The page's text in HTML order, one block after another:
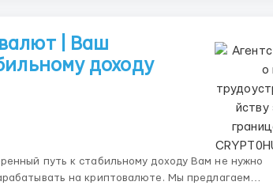
| Ваш
доходу
к стабильному доходу Вам не нужно
на криптовалюте. Мы предлагаем